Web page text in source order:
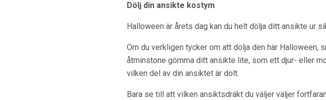
Dölj din ansikte kostym
Halloween är årets dag kan du helt dölja ditt ansikte ur
Om du verkligen tycker om att dölja den här Halloween,
åtminstone gömma ditt ansikte lite, som ett djur- eller
vilken del av din ansiktet är dolt.
Bara se till att vilken ansiktsdräkt du väljer väljer